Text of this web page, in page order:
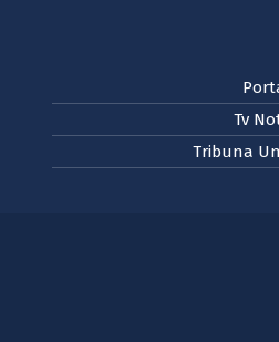
Tv
Tribuna